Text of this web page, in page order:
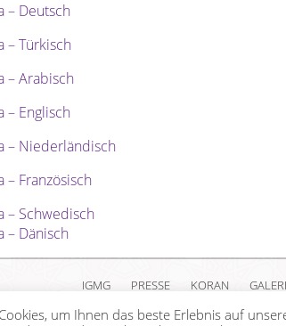
– Deutsch
– Türkisch
– Arabisch
– Englisch
– Niederländisch
– Französisch
– Schwedisch
– Dänisch
IGMG PRESSE KORAN
Copyright Islamische
um Ihnen das beste Erlebnis auf